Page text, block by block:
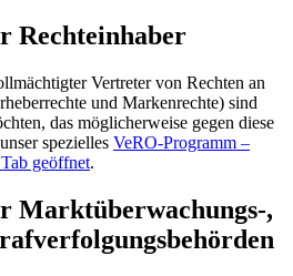
Rechteinhaber
Vertreter von Rechten an
und Markenrechte) sind
das möglicherweise gegen diese
spezielles VeRO-Programm –
geöffnet.
Marktüberwachungs-,